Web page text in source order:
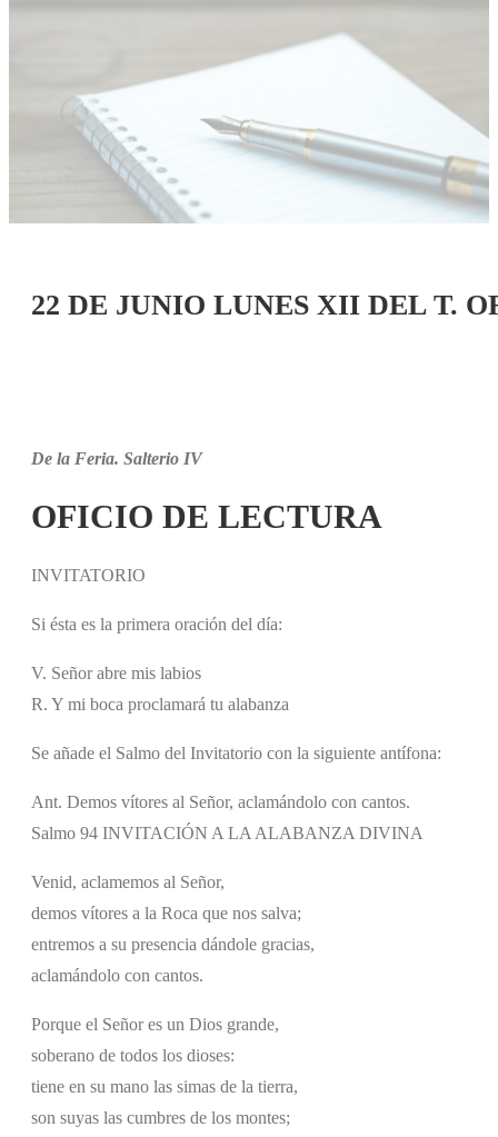
22 DE JUNIO LUNES XII DEL T.
De la Feria. Salterio IV
OFICIO DE LECTURA
INVITATORIO
Si ésta es la primera oración del día:
V. Señor abre mis labios
R. Y mi boca proclamará tu alabanza
Se añade el Salmo del Invitatorio con la siguiente antífona:
Ant. Demos vítores al Señor, aclamándolo con cantos.
Salmo 94 INVITACIÓN A LA ALABANZA DIVINA
Venid, aclamemos al Señor,
demos vítores a la Roca que nos salva;
entremos a su presencia dándole gracias,
aclamándolo con cantos.
Porque el Señor es un Dios grande,
soberano de todos los dioses:
tiene en su mano las simas de la tierra,
son suyas las cumbres de los montes;